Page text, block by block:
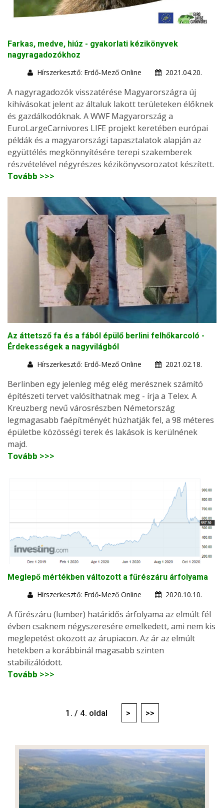
Farkas, medve, hiúz - gyakorlati kézikönyvek
nagyragadozókhoz
Hírszerkesztő: Erdő-Mező Online
2021.04.20.
A nagyragadozók visszatérése Magyarországra új
kihívásokat jelent az általuk lakott területeken élőknek
és gazdálkodóknak. A WWF Magyarország a
EuroLargeCarnivores LIFE projekt keretében európai
példák és a magyarországi tapasztalatok alapján az
együttélés megkönnyítésére terepi szakemberek
részvételével négyrészes kézikönyvsorozatot készített.
Tovább >>>
Az áttetsző fa és a fából épülő berlini felhőkarcoló -
Érdekességek a nagyvilágból
Hírszerkesztő: Erdő-Mező Online
2021.02.18.
Berlinben egy jelenleg még elég merésznek számító
építészeti tervet valósíthatnak meg - írja a Telex. A
Kreuzberg nevű városrészben Németország
legmagasabb faépítményét húzhatják fel, a 98 méteres
épületbe közösségi terek és lakások is kerülnének
majd.
Tovább >>>
Meglepő mértékben változott a fűrészáru árfolyama
Hírszerkesztő: Erdő-Mező Online
2020.10.10.
A fűrészáru (lumber) határidős árfolyama az elmúlt fél
évben csaknem négyszeresére emelkedett, ami nem kis
meglepetést okozott az árupiacon. Az ár az elmúlt
hetekben a korábbinál magasabb szinten
stabilizálódott.
Tovább >>>
1. / 4. oldal > >>